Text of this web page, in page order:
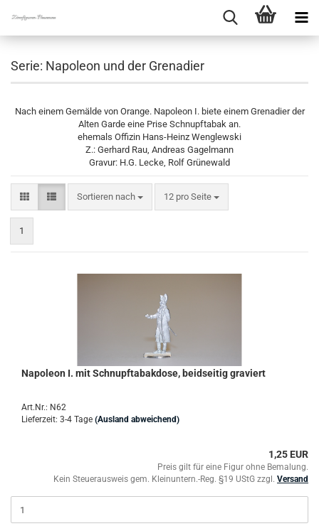
Serie: Napoleon und der Grenadier
Nach einem Gemälde von Orange. Napoleon I. biete einem Grenadier der
Alten Garde eine Prise Schnupftabak an.
ehemals Offizin Hans-Heinz Wenglewski
Z.: Gerhard Rau, Andreas Gagelmann
Gravur: H.G. Lecke, Rolf Grünewald
Sortieren nach
Sortieren nach 12 pro Seite
pro Seite
1
Napoleon I. mit Schnupftabakdose, beidseitig graviert
Art.Nr.: N62
Lieferzeit: 3-4 Tage (Ausland abweichend)
1,25 EUR
Preis gilt für eine Figur ohne Bemalung.
Kein Steuerausweis gem. Kleinuntern.-Reg. §19 UStG zzgl. Versand